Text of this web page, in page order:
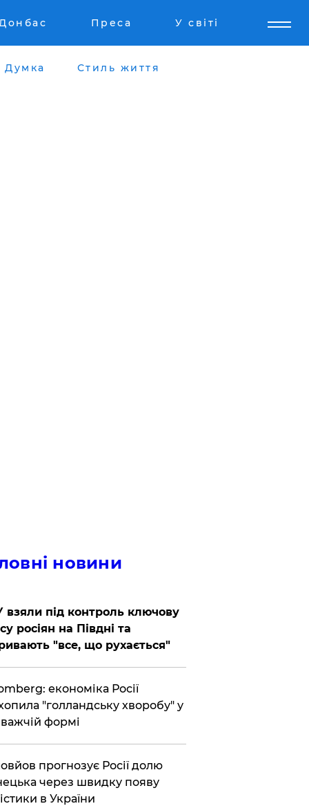
Преса У світі
Думка Стиль життя
новини
взяли під контроль ключову
росіян на Півдні та
"все, що рухається"
економіка Росії
"голландську хворобу" у
формі
прогнозує Росії долю
через швидку появу
в України